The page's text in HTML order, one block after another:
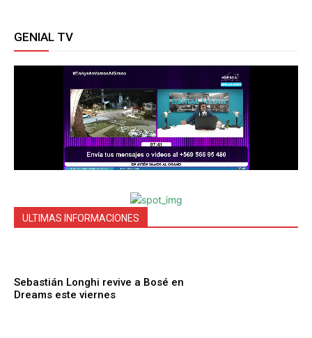
GENIAL TV
ULTIMAS INFORMACIONES
Sebastián Longhi revive a Bosé en
Dreams este viernes